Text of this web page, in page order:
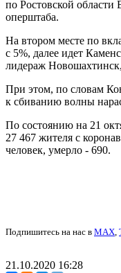
по Ростовской области
оперштаба.
На втором месте по
с 5%, далее идет
лидераж
При этом, по словам
к сбиванию волны
По состоянию на 21
27 467 жителя с
человек, умерло - 690.
Подпишитесь на нас в MAX,
21.10.2020 16:28